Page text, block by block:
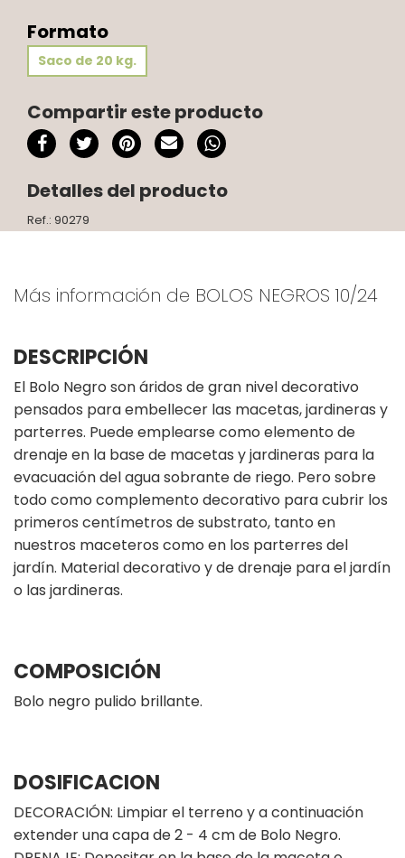
Formato
Saco de 20 kg.
Compartir este producto
Detalles del producto
Ref.: 90279
Más información de BOLOS NEGROS 10/24
DESCRIPCIÓN
El Bolo Negro son áridos de gran nivel decorativo
pensados para embellecer las macetas, jardineras y
parterres. Puede emplearse como elemento de
drenaje en la base de macetas y jardineras para la
evacuación del agua sobrante de riego. Pero sobre
todo como complemento decorativo para cubrir los
primeros centímetros de substrato, tanto en
nuestros maceteros como en los parterres del
jardín. Material decorativo y de drenaje para el jardín
o las jardineras.
COMPOSICIÓN
Bolo negro pulido brillante.
DOSIFICACION
DECORACIÓN: Limpiar el terreno y a continuación
extender una capa de 2 - 4 cm de Bolo Negro.